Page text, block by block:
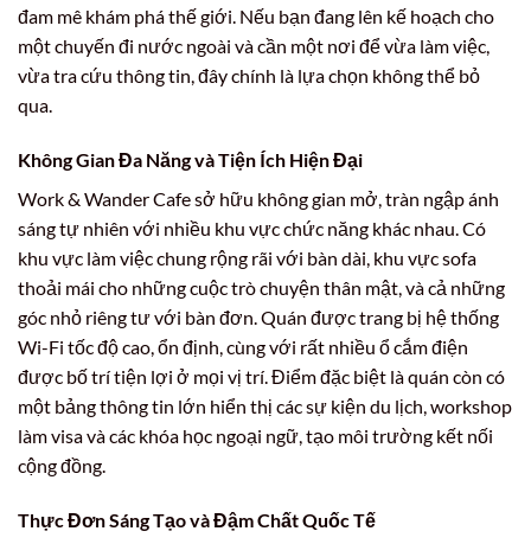
đam mê khám phá thế giới. Nếu bạn đang lên kế hoạch cho
một chuyến đi nước ngoài và cần một nơi để vừa làm việc,
vừa tra cứu thông tin, đây chính là lựa chọn không thể bỏ
qua.
Không Gian Đa Năng và Tiện Ích Hiện Đại
Work & Wander Cafe sở hữu không gian mở, tràn ngập ánh
sáng tự nhiên với nhiều khu vực chức năng khác nhau. Có
khu vực làm việc chung rộng rãi với bàn dài, khu vực sofa
thoải mái cho những cuộc trò chuyện thân mật, và cả những
góc nhỏ riêng tư với bàn đơn. Quán được trang bị hệ thống
Wi-Fi tốc độ cao, ổn định, cùng với rất nhiều ổ cắm điện
được bố trí tiện lợi ở mọi vị trí. Điểm đặc biệt là quán còn có
một bảng thông tin lớn hiển thị các sự kiện du lịch, workshop
làm visa và các khóa học ngoại ngữ, tạo môi trường kết nối
cộng đồng.
Thực Đơn Sáng Tạo và Đậm Chất Quốc Tế